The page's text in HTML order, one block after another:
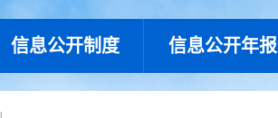
信息公开制度 信息公开年报